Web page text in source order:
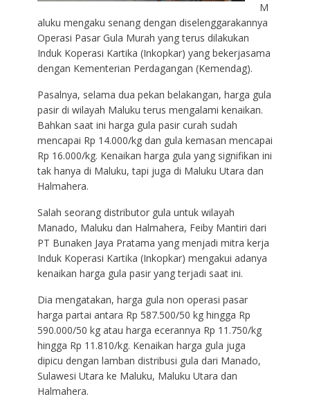
M
aluku mengaku senang dengan diselenggarakannya
Operasi Pasar Gula Murah yang terus dilakukan
Induk Koperasi Kartika (Inkopkar) yang bekerjasama
dengan Kementerian Perdagangan (Kemendag).
Pasalnya, selama dua pekan belakangan, harga gula
pasir di wilayah Maluku terus mengalami kenaikan.
Bahkan saat ini harga gula pasir curah sudah
mencapai Rp 14.000/kg dan gula kemasan mencapai
Rp 16.000/kg. Kenaikan harga gula yang signifikan ini
tak hanya di Maluku, tapi juga di Maluku Utara dan
Halmahera.
Salah seorang distributor gula untuk wilayah
Manado, Maluku dan Halmahera, Feiby Mantiri dari
PT Bunaken Jaya Pratama yang menjadi mitra kerja
Induk Koperasi Kartika (Inkopkar) mengakui adanya
kenaikan harga gula pasir yang terjadi saat ini.
Dia mengatakan, harga gula non operasi pasar
harga partai antara Rp 587.500/50 kg hingga Rp
590.000/50 kg atau harga ecerannya Rp 11.750/kg
hingga Rp 11.810/kg. Kenaikan harga gula juga
dipicu dengan lamban distribusi gula dari Manado,
Sulawesi Utara ke Maluku, Maluku Utara dan
Halmahera.